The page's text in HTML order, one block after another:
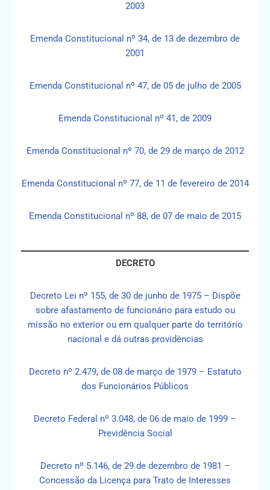
2003
Emenda Constitucional nº 34, de 13 de dezembro de
2001
Emenda Constitucional nº 47, de 05 de julho de 2005
Emenda Constitucional nº 41, de 2009
Emenda Constitucional nº 70, de 29 de março de 2012
Emenda Constitucional nº 77, de 11 de fevereiro de 2014
Emenda Constitucional nº 88, de 07 de maio de 2015
DECRETO
Decreto Lei nº 155, de 30 de junho de 1975 – Dispõe
sobre afastamento de funcionário para estudo ou
missão no exterior ou em qualquer parte do território
nacional e dá outras providências
Decreto nº 2.479, de 08 de março de 1979 – Estatuto
dos Funcionários Públicos
Decreto Federal nº 3.048, de 06 de maio de 1999 –
Previdência Social
Decreto nº 5.146, de 29 de dezembro de 1981 –
Concessão da Licença para Trato de Interesses